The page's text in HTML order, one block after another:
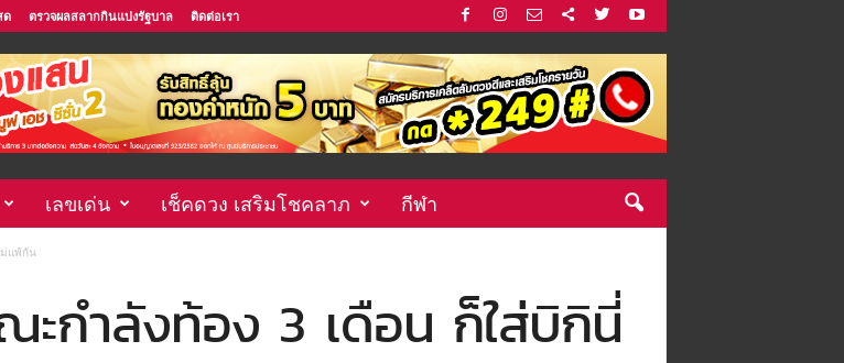
ด ตรวจผลสลากกินแบ่งรัฐบาล ติดต่อเรา
เลขเด่น เช็คดวง เสริมโชคลาภ กีฬา
ม่แพ้กัน
ะกำลังท้อง 3 เดือน ก็ใส่บิกินี่